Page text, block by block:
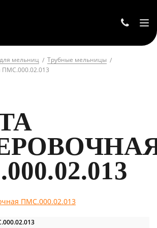
мельниц
Трубные мельницы
ПМС.000.02.013